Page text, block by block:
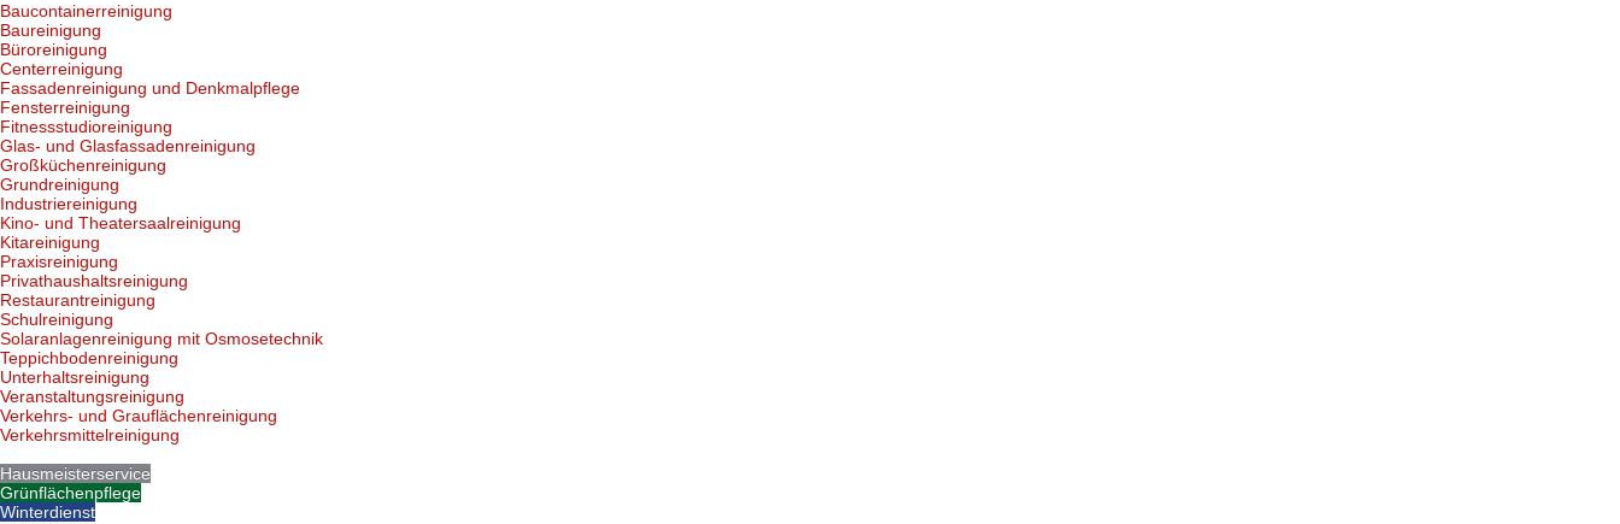
Baucontainerreinigung
Baureinigung
Büroreinigung
Centerreinigung
Fassadenreinigung und Denkmalpflege
Fensterreinigung
Fitnessstudioreinigung
Glas- und Glasfassadenreinigung
Großküchenreinigung
Grundreinigung
Industriereinigung
Kino- und Theatersaalreinigung
Kitareinigung
Praxisreinigung
Privathaushaltsreinigung
Restaurantreinigung
Schulreinigung
Solaranlagenreinigung mit Osmosetechnik
Teppichbodenreinigung
Unterhaltsreinigung
Veranstaltungsreinigung
Verkehrs- und Grauflächenreinigung
Verkehrsmittelreinigung
Hausmeisterservice
Grünflächenpflege
Winterdienst